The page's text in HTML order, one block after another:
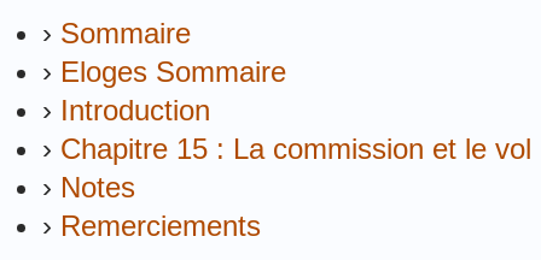
› Sommaire
› Eloges Sommaire
› Introduction
› Chapitre 15 : La commission et le vol
› Notes
› Remerciements